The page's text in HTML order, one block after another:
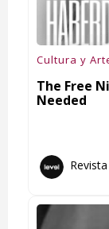
Cultura y
The Free
Needed